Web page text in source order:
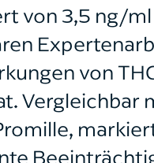
von 3,5 ng/
von
Vergleichbar